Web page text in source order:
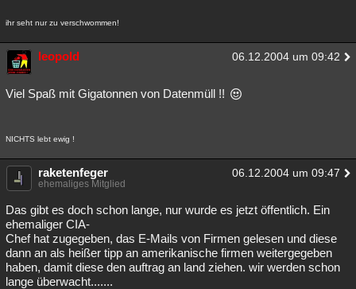
ihr seht nur zu verschwommen!
leopold 06.12.2004 um 09:42
Viel Spaß mit Gigatonnen von Datenmüll !!
NICHTS lebt ewig !
raketenfeger 06.12.2004 um 09:47
ehemaliges Mitglied
Das gibt es doch schon lange, nur wurde es jetzt öffentlich. Ein
ehemaliger CIA-
Chef hat zugegeben, das E-Mails von Firmen gelesen und diese
dann an als heißer tipp an amerikanische firmen weitergegeben
haben, damit diese den auftrag an land ziehen. wir werden schon
lange überwacht.......